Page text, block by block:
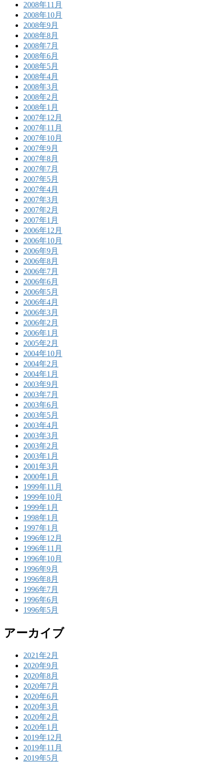
2008年11月
2008年10月
2008年9月
2008年8月
2008年7月
2008年6月
2008年5月
2008年4月
2008年3月
2008年2月
2008年1月
2007年12月
2007年11月
2007年10月
2007年9月
2007年8月
2007年7月
2007年5月
2007年4月
2007年3月
2007年2月
2007年1月
2006年12月
2006年10月
2006年9月
2006年8月
2006年7月
2006年6月
2006年5月
2006年4月
2006年3月
2006年2月
2006年1月
2005年2月
2004年10月
2004年2月
2004年1月
2003年9月
2003年7月
2003年6月
2003年5月
2003年4月
2003年3月
2003年2月
2003年1月
2001年3月
2000年1月
1999年11月
1999年10月
1999年1月
1998年1月
1997年1月
1996年12月
1996年11月
1996年10月
1996年9月
1996年8月
1996年7月
1996年6月
1996年5月
アーカイブ
2021年2月
2020年9月
2020年8月
2020年7月
2020年6月
2020年3月
2020年2月
2020年1月
2019年12月
2019年11月
2019年5月